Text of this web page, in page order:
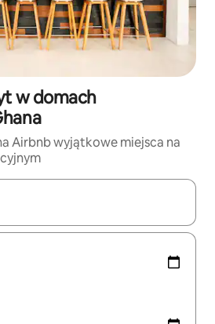
w domach
Airbnb wyjątkowe miejsca na
możesz poruszać się po nich za